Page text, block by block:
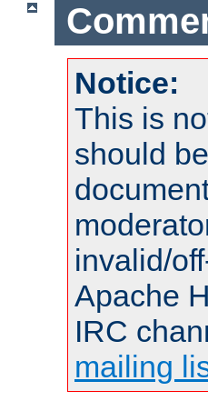
Notice:
This is
should
invalid/
Apache
IRC
mailing